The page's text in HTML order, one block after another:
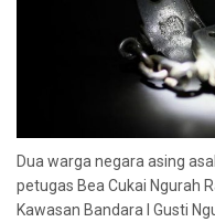
Dua warga negara asing
petugas Bea Cukai Ngurah
Kawasan Bandara I Gusti